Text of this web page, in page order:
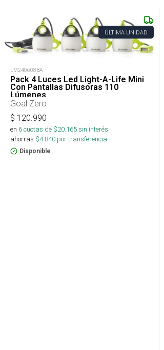
ÚLTIMA UNIDAD
LM240608BA
Pack 4 Luces Led Light-A-Life Mini
Con Pantallas Difusoras 110
Lúmenes
Goal Zero
$ 120.990
en 6cuotas de $20.165sin interés
ahorras $4.840 por transferencia.
Disponible